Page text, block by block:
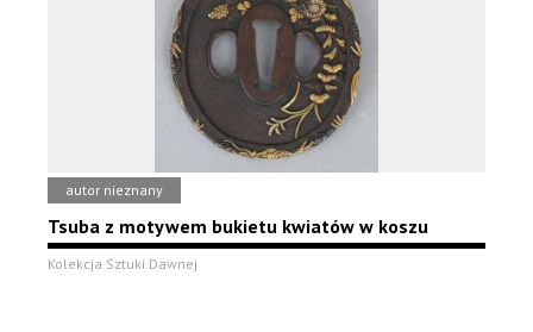
autor nieznany
Tsuba z motywem bukietu kwiatów w koszu
Kolekcja Sztuki Dawnej